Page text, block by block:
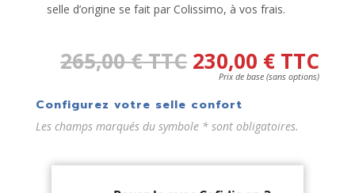
selle d’origine se fait par Colissimo, à vos frais.
265,00€TTC 230,00 € TTC
Prix de base (sans options)
Configurez votre selle confort
Les champs marqués du symbole * sont obligatoires.